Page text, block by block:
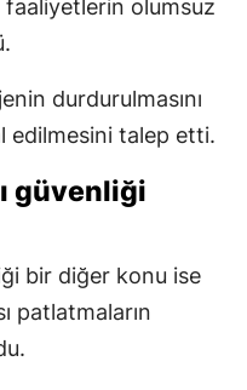
faaliyetlerin olumsuz
durdurulmasını
edilmesini talep etti.
güvenliği
bir diğer konu ise
patlatmaların